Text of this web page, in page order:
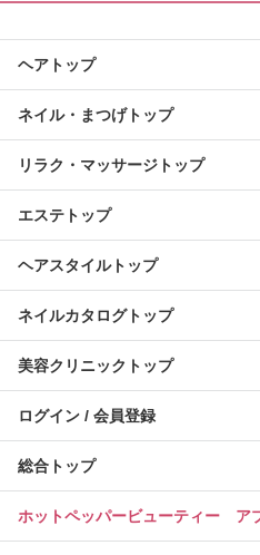
ヘアトップ
ネイル・まつげトップ
リラク・マッサージトップ
エステトップ
ヘアスタイルトップ
ネイルカタログトップ
美容クリニックトップ
ログイン / 会員登録
総合トップ
ホットペッパービューティー ア